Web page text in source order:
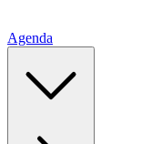
Agenda